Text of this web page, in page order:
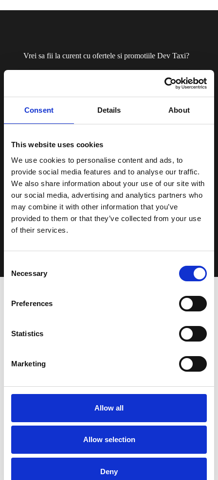
Consent Details About
This website uses cookies
We use cookies to personalise content and ads, to
provide social media features and to analyse our traffic.
We also share information about your use of our site with
our social media, advertising and analytics partners who
may combine it with other information that you’ve
provided to them or that they’ve collected from your use
of their services.
Selection
Necessary
Preferences
Statistics
Marketing
Allow all
Allow selection
Deny
Vrei sa fii la curent cu ofertele si promotiile Dev Taxi?
newsletter
Prin transmiterea formularului sunt de acord cuOferte si
promotii
Aboneaza-ma
Dev Taxi este solutia all-in-one pentru serviciile de
transport la cerere. Cu o platforma integrata care ofera
aplicatii mobile de inalta calitate pentru clienti si soferi,